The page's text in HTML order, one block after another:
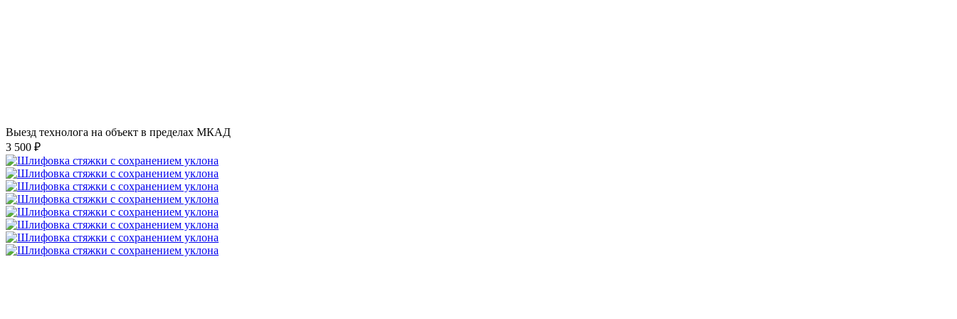
Выезд технолога на объект в пределах МКАД
3 500 ₽